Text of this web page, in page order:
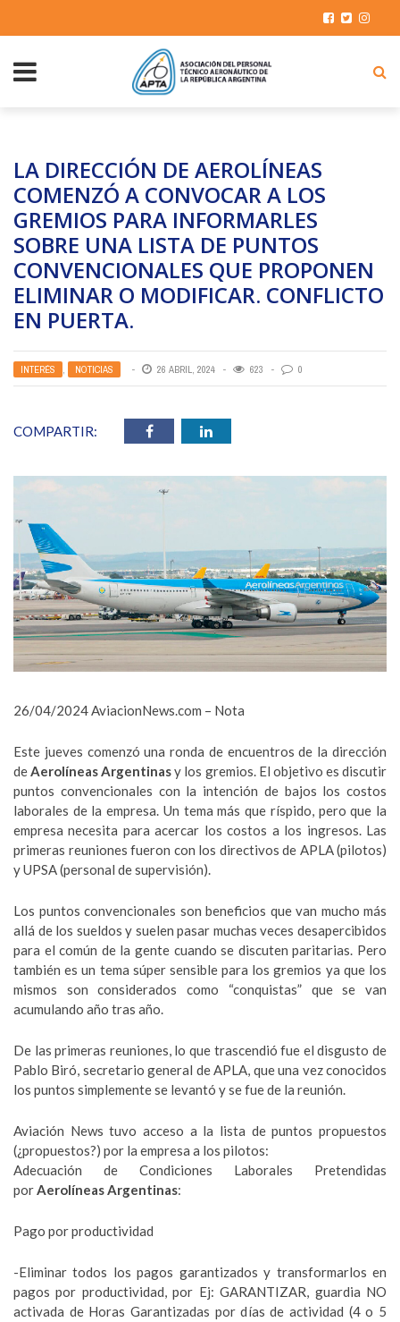
LA DIRECCIÓN DE AEROLÍNEAS
COMENZÓ A CONVOCAR A LOS
GREMIOS PARA INFORMARLES
SOBRE UNA LISTA DE PUNTOS
CONVENCIONALES QUE PROPONEN
ELIMINAR O MODIFICAR. CONFLICTO
EN PUERTA.
INTERÉS , NOTICIAS 26 ABRIL, 2024 623 0
COMPARTIR:
26/04/2024 AviacionNews.com – Nota
Este jueves comenzó una ronda de encuentros de la dirección
deAerolíneas Argentinasy los gremios. El objetivo es discutir
puntos convencionales con la intención de bajos los costos
laborales de la empresa. Un tema más que ríspido, pero que la
empresa necesita para acercar los costos a los ingresos. Las
primeras reuniones fueron con los directivos de APLA (pilotos)
y UPSA (personal de supervisión).
Los puntos convencionales son beneficios que van mucho más
allá de los sueldos y suelen pasar muchas veces desapercibidos
para el común de la gente cuando se discuten paritarias. Pero
también es un tema súper sensible para los gremios ya que los
mismos son considerados como “conquistas” que se van
acumulando año tras año.
De las primeras reuniones, lo que trascendió fue el disgusto de
Pablo Biró, secretario general de APLA, que una vez conocidos
los puntos simplemente se levantó y se fue de la reunión.
Aviación News tuvo acceso a la lista de puntos propuestos
(¿propuestos?) por la empresa a los pilotos:
Adecuación de Condiciones Laborales Pretendidas
porAerolíneas Argentinas:
Pago por productividad
-Eliminar todos los pagos garantizados y transformarlos en
pagos por productividad, por Ej: GARANTIZAR, guardia NO
activada de Horas Garantizadas por días de actividad (4 o 5